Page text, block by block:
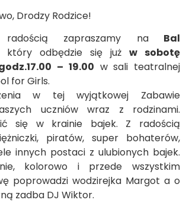
Drodzy Rodzice!
zapraszamy naBal
który odbędzie się już w sobotę
– 19.00 w sali teatralnej
for Girls.
w tej wyjątkowej Zabawie
uczniów wraz z rodzinami.
się w krainie bajek. Z radością
piratów, super bohaterów,
innych postaci z ulubionych bajek.
kolorowo i przede wszystkim
poprowadzi wodzirejka Margot a o
zadba DJ Wiktor.